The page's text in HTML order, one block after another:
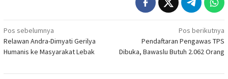
Navigasi
pos
Pos sebelumnya
Relawan Andra-Dimyati Gerilya
Humanis ke Masyarakat Lebak
Pos berikutnya
Pendaftaran Pengawas TPS
Dibuka, Bawaslu Butuh 2.062 Orang